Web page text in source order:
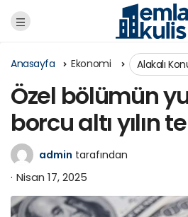
Anasayfa Ekonomi Alakalı
Özel bölümün
borcu altı yılın
admin tarafından
Nisan 17, 2025